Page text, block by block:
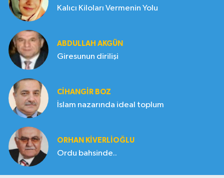
Kalıcı Kiloları Vermenin Yolu
ABDULLAH AKGÜN
Giresunun dirilişi
CIHANGIR BOZ
İslam nazarında ideal toplum
ORHAN KIVERLIOĞLU
Ordu bahsinde..